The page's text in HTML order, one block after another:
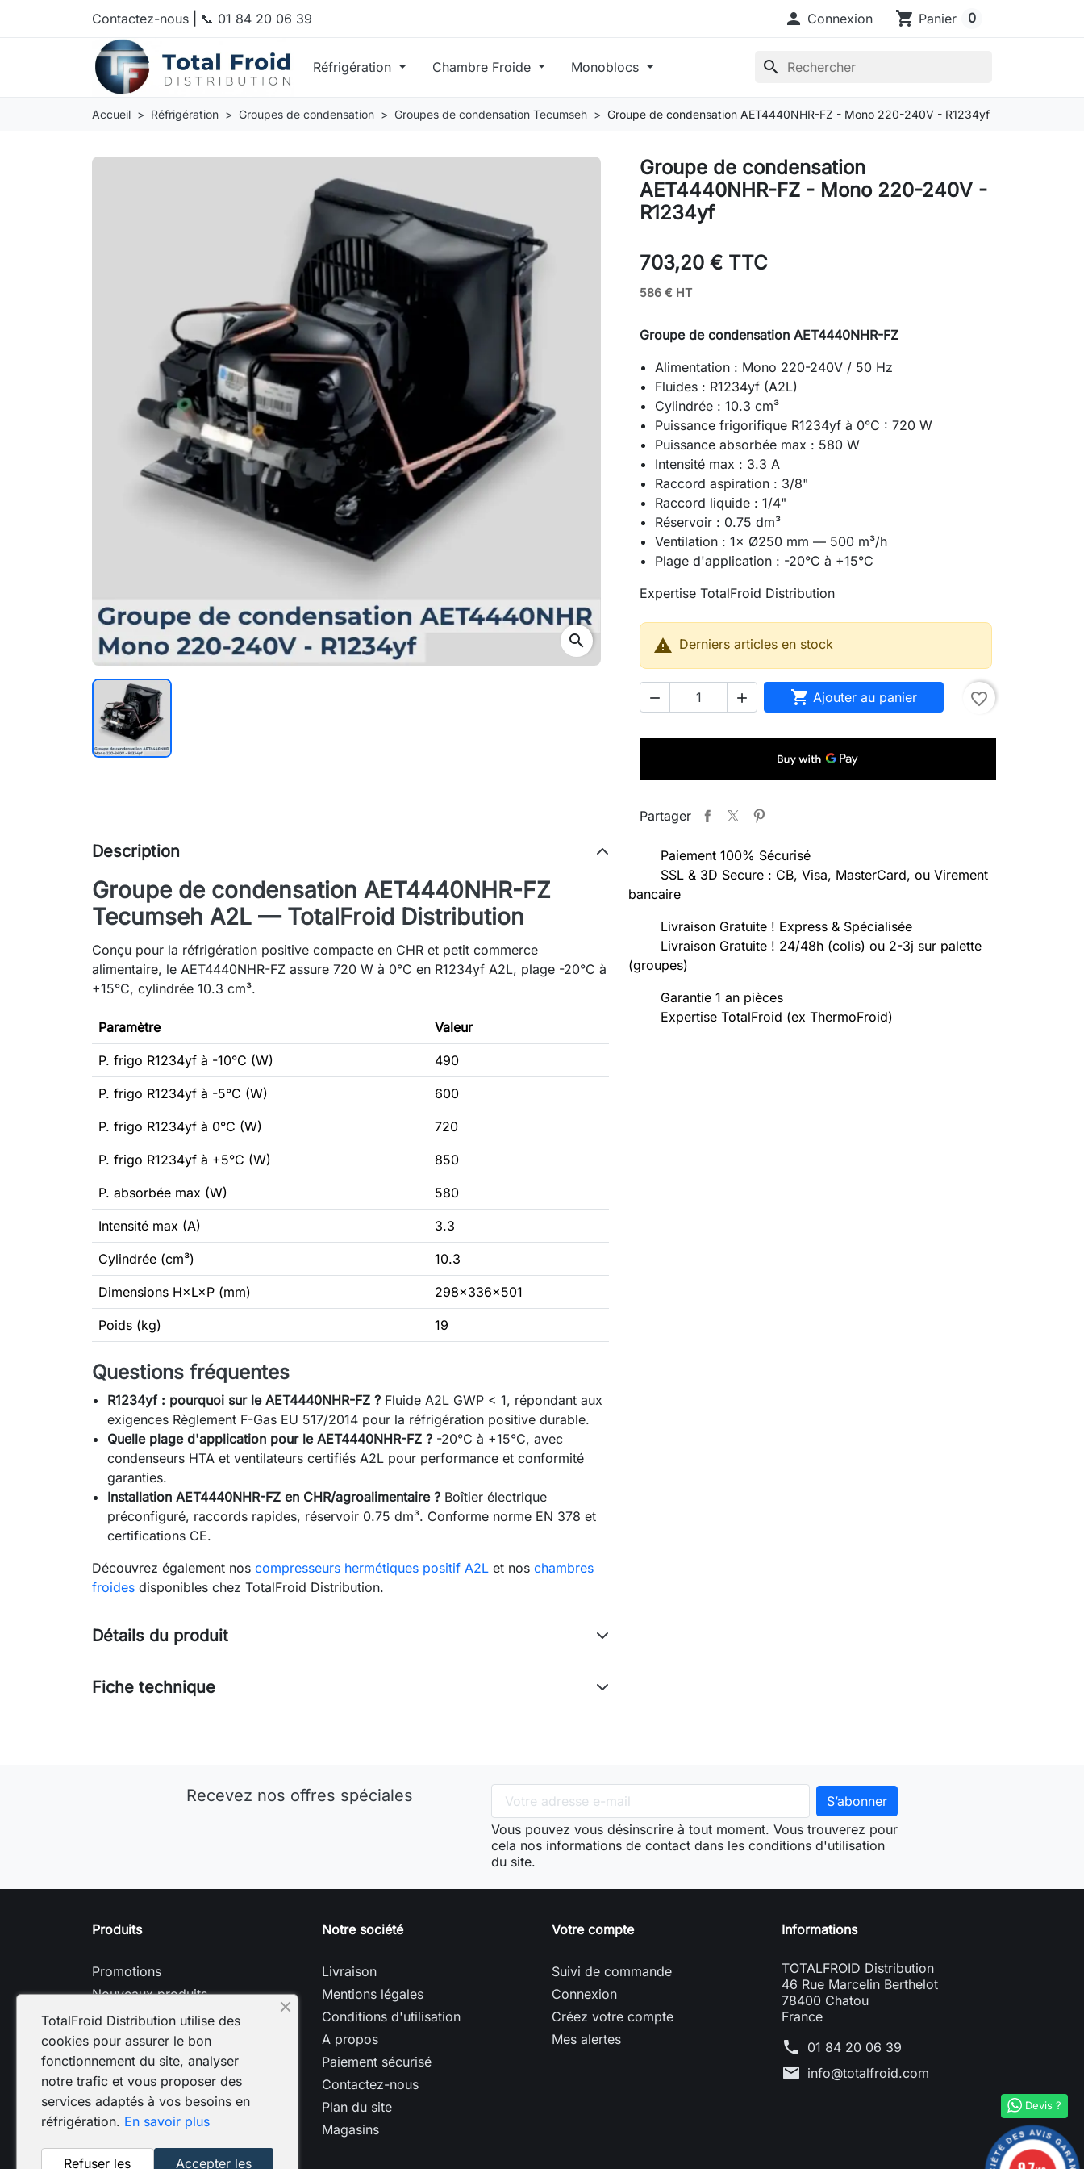
Contactez-nous 📞 01 84 20 06 39  Connexion shopping_cart Panier 0
Réfrigération Chambre Froide Monoblocs search
Accueil Réfrigération Groupes de condensation Groupes de condensation Tecumseh Groupe de condensation AET4440NHR-FZ - Mono 220-240V - R1234yf
search
Groupe de condensation
AET4440NHR-FZ - Mono 220-240V -
R1234yf
703,20 € TTC
586 € HT
Groupe de condensation AET4440NHR-FZ
Alimentation : Mono 220-240V / 50 Hz
Fluides : R1234yf (A2L)
Cylindrée : 10.3 cm³
Puissance frigorifique R1234yf à 0°C : 720 W
Puissance absorbée max : 580 W
Intensité max : 3.3 A
Raccord aspiration : 3/8"
Raccord liquide : 1/4"
Réservoir : 0.75 dm³
Ventilation : 1× Ø250 mm — 500 m³/h
Plage d'application : -20°C à +15°C
Expertise TotalFroid Distribution
 Derniers articles en stock
   Ajouter au panier favorite_border
Partager
Paiement 100% Sécurisé
SSL & 3D Secure : CB, Visa, MasterCard, ou Virement
bancaire
Livraison Gratuite ! Express & Spécialisée
Livraison Gratuite ! 24/48h (colis) ou 2-3j sur palette
(groupes)
Garantie 1 an pièces
Expertise TotalFroid (ex ThermoFroid)
Description
Groupe de condensation AET4440NHR-FZ
Tecumseh A2L — TotalFroid Distribution
Conçu pour la réfrigération positive compacte en CHR et petit commerce
alimentaire, le AET4440NHR-FZ assure 720 W à 0°C en R1234yf A2L, plage -20°C à
+15°C, cylindrée 10.3 cm³.
Paramètre Valeur
P. frigo R1234yf à -10°C (W) 490
P. frigo R1234yf à -5°C (W) 600
P. frigo R1234yf à 0°C (W) 720
P. frigo R1234yf à +5°C (W) 850
P. absorbée max (W) 580
Intensité max (A) 3.3
Cylindrée (cm³) 10.3
Dimensions H×L×P (mm) 298×336×501
Poids (kg) 19
Questions fréquentes
R1234yf : pourquoi sur le AET4440NHR-FZ ? Fluide A2L GWP < 1, répondant aux
exigences Règlement F-Gas EU 517/2014 pour la réfrigération positive durable.
Quelle plage d'application pour le AET4440NHR-FZ ? -20°C à +15°C, avec
condenseurs HTA et ventilateurs certifiés A2L pour performance et conformité
garanties.
Installation AET4440NHR-FZ en CHR/agroalimentaire ? Boîtier électrique
préconfiguré, raccords rapides, réservoir 0.75 dm³. Conforme norme EN 378 et
certifications CE.
Découvrez également nos compresseurs hermétiques positif A2L et nos chambres
froides disponibles chez TotalFroid Distribution.
Détails du produit
Fiche technique
Recevez nos offres spéciales
Vous pouvez vous désinscrire à tout moment. Vous trouverez pour
cela nos informations de contact dans les conditions d'utilisation
du site.
Produits
Promotions
Nouveaux produits
Meilleures ventes
Notre société
Livraison
Mentions légales
Conditions d'utilisation
A propos
Paiement sécurisé
Contactez-nous
Plan du site
Magasins
Votre compte
Suivi de commande
Connexion
Créez votre compte
Mes alertes
Informations
TOTALFROID Distribution
46 Rue Marcelin Berthelot
78400 Chatou
France
phone 01 84 20 06 39
mail info@totalfroid.com
Devis ?
TotalFroid Distribution utilise des
cookies pour assurer le bon
fonctionnement du site, analyser
notre trafic et vous proposer des
services adaptés à vos besoins en
réfrigération. En savoir plus
Accepter les
Refuser les